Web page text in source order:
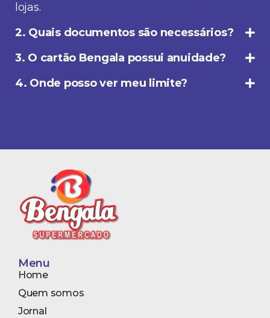
lojas.
2. Quais documentos são necessários?
3. O cartão Bengala possui anuidade?
4. Onde posso ver meu limite?
heartbeatData.append('nitroHeartbeat', '1');
fetch(location.href, {method: 'POST', body:
heartbeatData, credentials: 'omit'});
Menu
Home
Quem somos
Jornal